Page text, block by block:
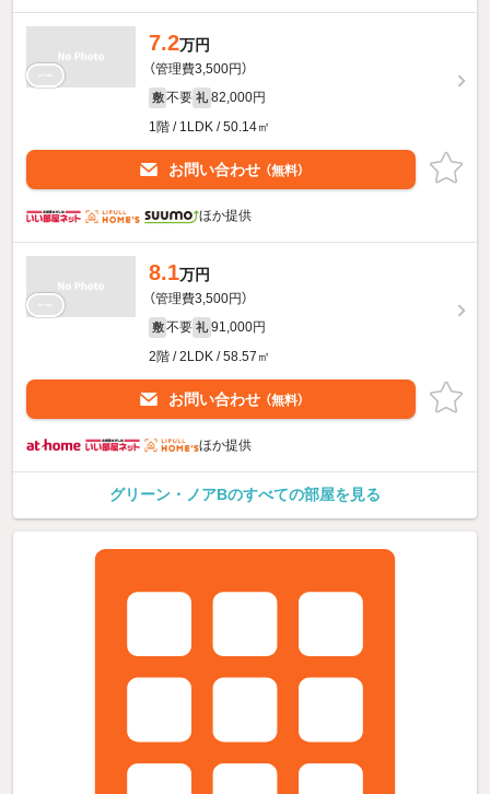
7.2万円
（管理費3,500円）
敷 不要 礼 82,000円
1階 / 1LDK / 50.14㎡
お問い合わせ （無料）
ほか提供
8.1万円
（管理費3,500円）
敷 不要 礼 91,000円
2階 / 2LDK / 58.57㎡
お問い合わせ （無料）
ほか提供
グリーン・ノアBのすべての部屋を見る